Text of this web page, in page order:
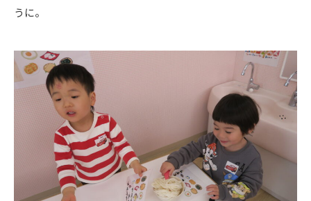
うに。